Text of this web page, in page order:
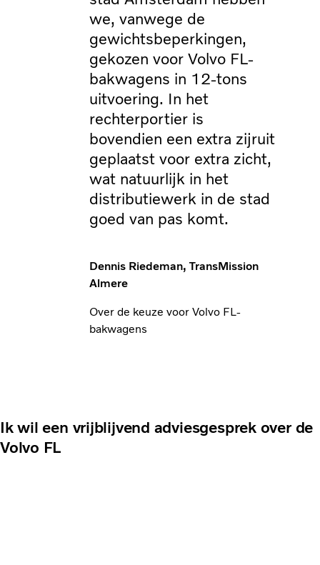
we, vanwege de
gewichtsbeperkingen,
gekozen voor Volvo FL-
bakwagens in 12-tons
uitvoering. In het
rechterportier is
bovendien een extra zijruit
geplaatst voor extra zicht,
wat natuurlijk in het
distributiewerk in de stad
goed van pas komt.
Dennis Riedeman, TransMission
Almere
Over de keuze voor Volvo FL-
bakwagens
Ik wil een vrijblijvend adviesgesprek over de
Volvo FL